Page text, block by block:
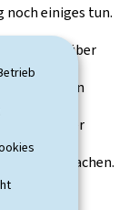
noch einiges tun.
und über
Netz an
dies weiter
fit zu machen.